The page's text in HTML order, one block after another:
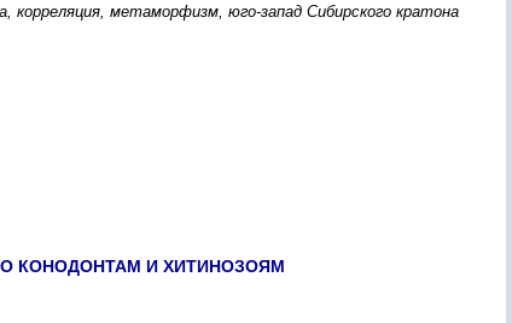
корреляция, метаморфизм, юго-запад Сибирского кратона
КОНОДОНТАМ И ХИТИНОЗОЯМ